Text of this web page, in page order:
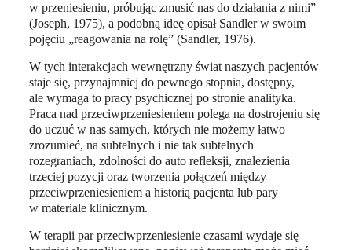
w przeniesieniu, próbując zmusić nas do działania z nimi”
(Joseph, 1975), a podobną ideę opisał Sandler w swoim
pojęciu „reagowania na rolę” (Sandler, 1976).
W tych interakcjach wewnętrzny świat naszych pacjentów
staje się, przynajmniej do pewnego stopnia, dostępny,
ale wymaga to pracy psychicznej po stronie analityka.
Praca nad przeciwprzeniesieniem polega na dostrojeniu się
do uczuć w nas samych, których nie możemy łatwo
zrozumieć, na subtelnych i nie tak subtelnych
rozegraniach, zdolności do auto refleksji, znalezienia
trzeciej pozycji oraz tworzenia połączeń między
przeciwprzeniesieniem a historią pacjenta lub pary
w materiale klinicznym.
W terapii par przeciwprzeniesienie czasami wydaje się